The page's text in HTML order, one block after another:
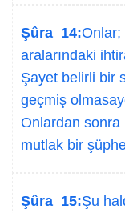
Şûra 14:Onlar;
aralarındaki
Şayet belirli bir
geçmiş
Onlardan sonra
mutlak bir
Şûra 15:Şu